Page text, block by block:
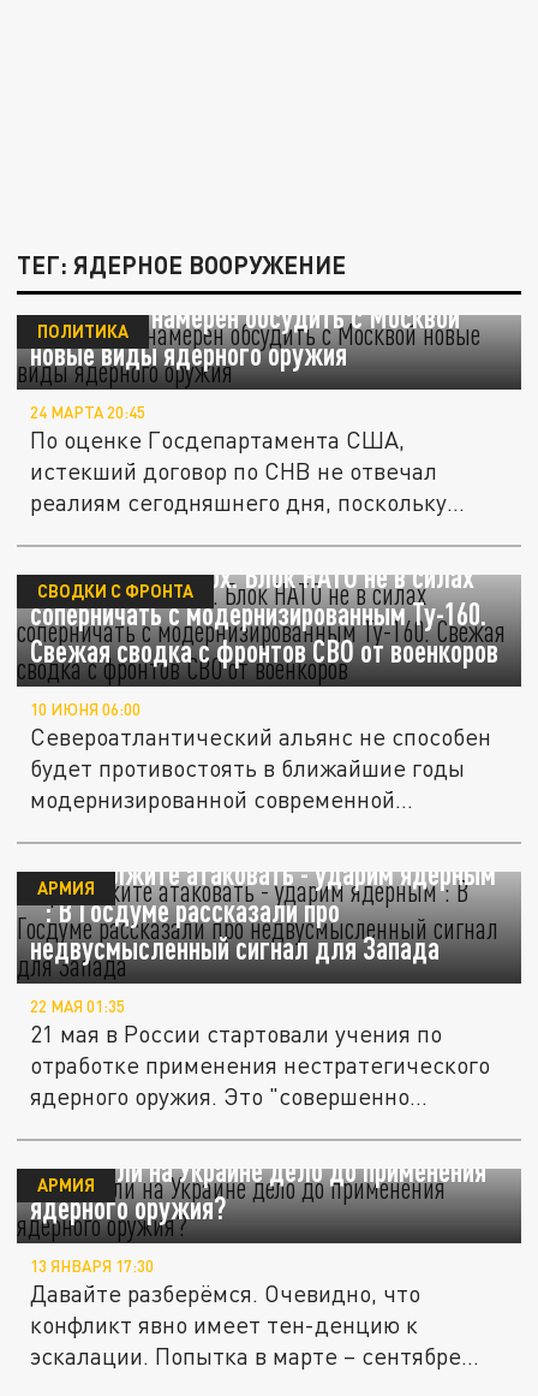
ТЕГ: ЯДЕРНОЕ ВООРУЖЕНИЕ
Вашингтон намерен обсудить с Москвой
новые виды ядерного оружия
ПОЛИТИКА
24 МАРТА 20:45
По оценке Госдепартамента США,
истекший договор по СНВ не отвечал
реалиям сегодняшнего дня, поскольку
Застанет врасплох. Блок НАТО не в силах
соперничать с модернизированным Ту-160.
Свежая сводка с фронтов СВО от военкоров
СВОДКИ С ФРОНТА
10 ИЮНЯ 06:00
Североатлантический альянс не способен
будет противостоять в ближайшие годы
модернизированной современной...
"Продолжите атаковать - ударим ядерным
": В Госдуме рассказали про
недвусмысленный сигнал для Запада
АРМИЯ
22 МАЯ 01:35
21 мая в России стартовали учения по
отработке применения нестратегического
ядерного оружия. Это "совершенно...
Дойдёт ли на Украине дело до применения
ядерного оружия?
АРМИЯ
13 ЯНВАРЯ 17:30
Давайте разберёмся. Очевидно, что
конфликт явно имеет тен-денцию к
эскалации. Попытка в марте – сентябре